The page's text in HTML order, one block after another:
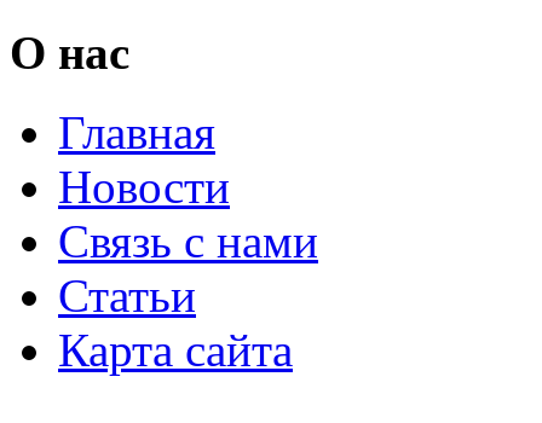
О нас
Главная
Новости
Связь с нами
Статьи
Карта сайта